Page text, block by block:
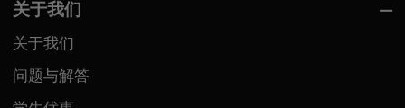
关于我们
关于我们
问题与解答